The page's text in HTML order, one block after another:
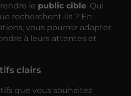
le public cible. Qui
recherchent-ils ? En
vous pourrez adapter
à leurs attentes et
clairs
que vous souhaitez